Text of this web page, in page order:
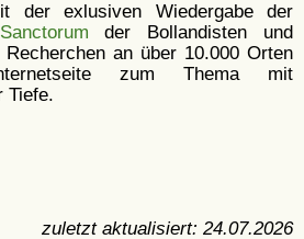
der exlusiven Wiedergabe der
der Bollandisten und
an über 10.000 Orten
zum Thema mit
Tiefe.
zuletzt aktualisiert: 24.07.2026